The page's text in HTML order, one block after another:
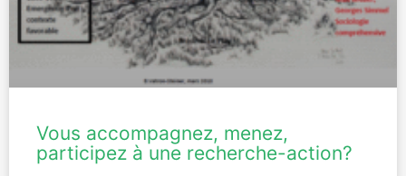
Vous accompagnez, menez,
participez à une recherche-action?